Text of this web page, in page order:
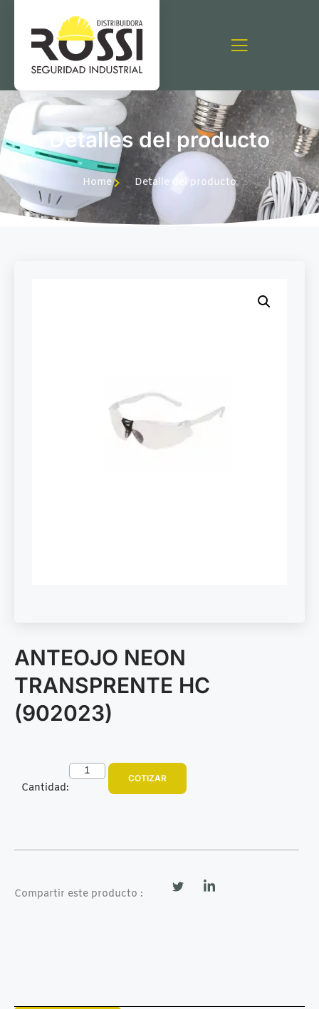
Detalles del producto
Home Detalle del producto
ANTEOJO NEON
TRANSPRENTE HC
(902023)
Cantidad:
COTIZAR
Compartir este producto :